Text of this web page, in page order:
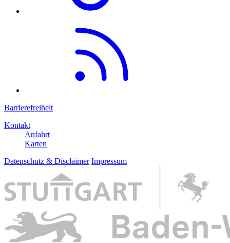
Barrierefreiheit
Kontakt
Anfahrt
Karten
Datenschutz & Disclaimer Impressum